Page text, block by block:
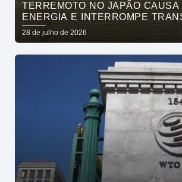
TERREMOTO NO JAPÃO CAUSA
ENERGIA E INTERROMPE
28 de julho de 2026